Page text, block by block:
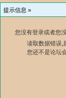
提示信息 »
您没有登录或者您
读取数据错误,
您还不是论坛